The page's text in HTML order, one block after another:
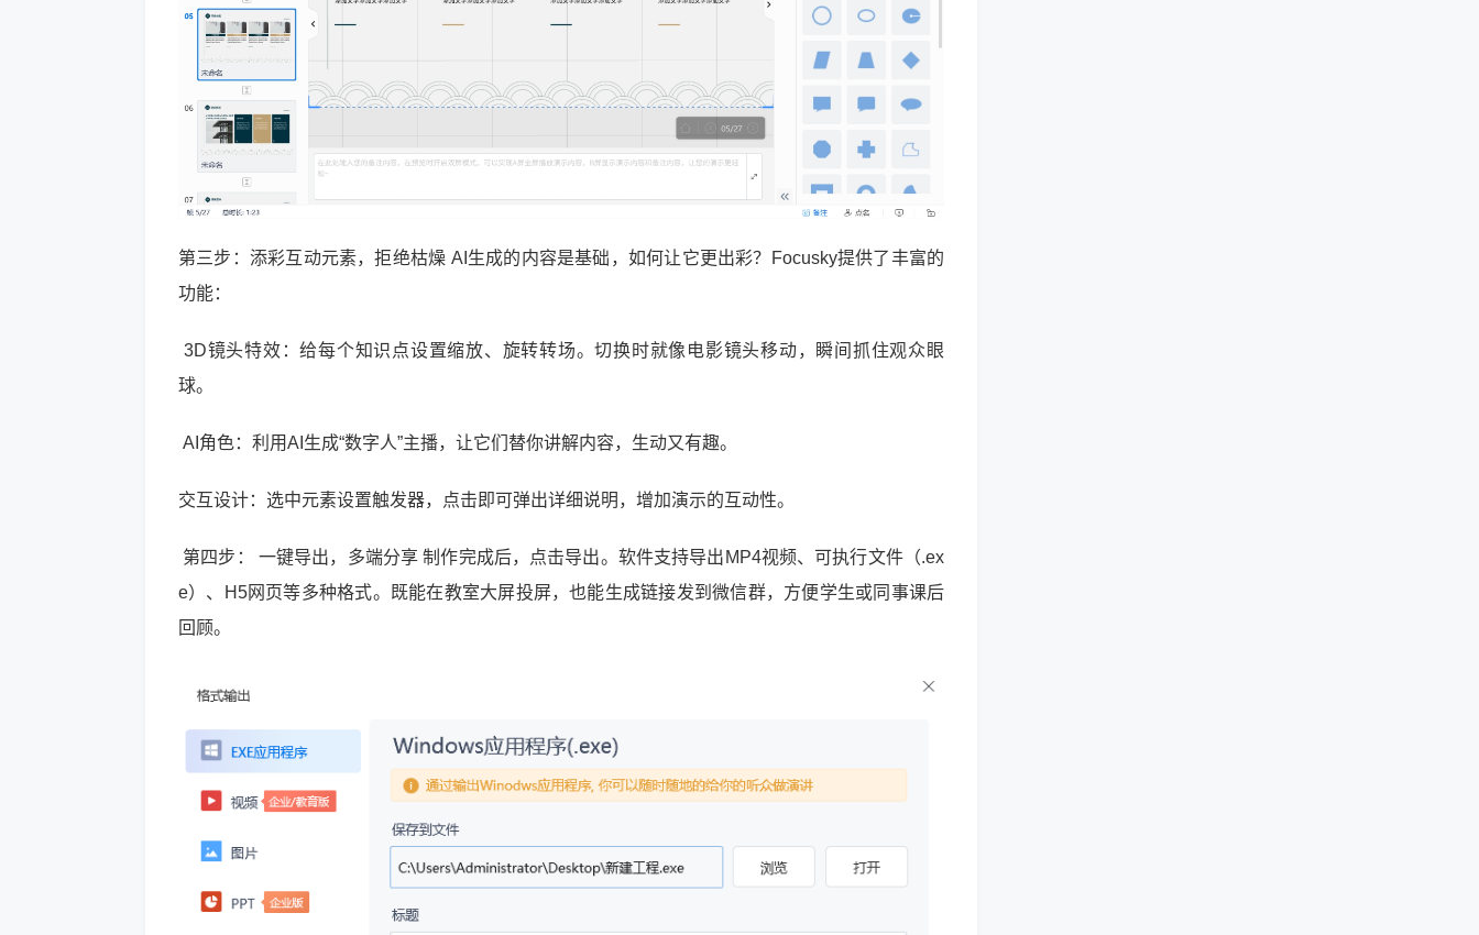
第三步：添彩互动元素，拒绝枯燥 AI生成的内容是基础，如何让它更出彩？Focusky提供了丰富的
功能：
3D镜头特效：给每个知识点设置缩放、旋转转场。切换时就像电影镜头移动，瞬间抓住观众眼
球。
AI角色：利用AI生成“数字人”主播，让它们替你讲解内容，生动又有趣。
交互设计：选中元素设置触发器，点击即可弹出详细说明，增加演示的互动性。
第四步： 一键导出，多端分享 制作完成后，点击导出。软件支持导出MP4视频、可执行文件（.ex
e）、H5网页等多种格式。既能在教室大屏投屏，也能生成链接发到微信群，方便学生或同事课后
回顾。